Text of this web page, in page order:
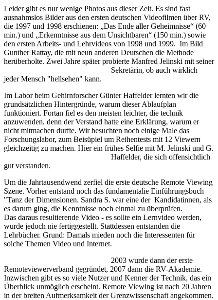
Leider gibt es nur wenige Photos aus dieser Zeit. Es sind fast
ausnahmslos Bilder aus den ersten deutschen Videofilmen über RV,
die 1997 und 1998 erschienen: „Das Ende aller Geheimnisse“ (60
min.) und „Erkenntnisse aus dem Unsichtbaren“ (150 min.) sowie
den ersten Arbeits- und Lehrvideos von 1998 und 1999. Im Bild
Gunther Rattay, die mit neun anderen Deutschen die Methode
herüberholte. Zwei Jahre später probierte Manfred Jelinski mit seiner
Sekretärin, ob auch wirklich
jeder Mensch "hellsehen" kann.
Im Labor beim Gehirnforscher Günter Haffelder lernten wir die
grundsätzlichen Hintergründe, warum dieser Ablaufplan
funktioniert. Fortan fiel es den meisten leichter, die technik
anzuwenden, denn der Verstand hatte eine Erklärung, warum er
nicht mitmachen durfte. Wir besuchten noch einige Male das
Forschungslabor, zum Beisüpiel um Reihentests mit 12 Viewern
gleichzeitig zu machen. Hier ein frühes Selfie mit M. Jelinski und G.
Haffelder, die sich offensichtlich
gut verstanden.
Um die Jahrtausendwend zerfiel die erste deutsche Remote Viewing
Szene. Vorher entstand noch das fundamentalie Einführungsbuch
"Tanz der Dimensionen. Sandra S. war eine der Kandidatinnen, als
es darum ging, die Kenntnisse noch einmal zu überprüfen.
Das daraus resultierende Video - es sollte ein Lernvideo werden,
wurde jedoch nie fertiggestellt. Stattdessen entstanden die
Lehrbücher. Grund: Damals mieden noch die Interessenten für
solche Themen Video und Internet.
2003 wurde dann der erste
Remoteviewerverband gegründet, 2007 dann die RV-Akademie.
Inzwischen gibt es so viele Nutzer und Kenner der Technik, das ein
Überblick unmöglich erscheint. Remote Viewing ist nach 20 Jahren
in der breiten Aufmerksamkeit der Grenzwissenschaft angekommen.